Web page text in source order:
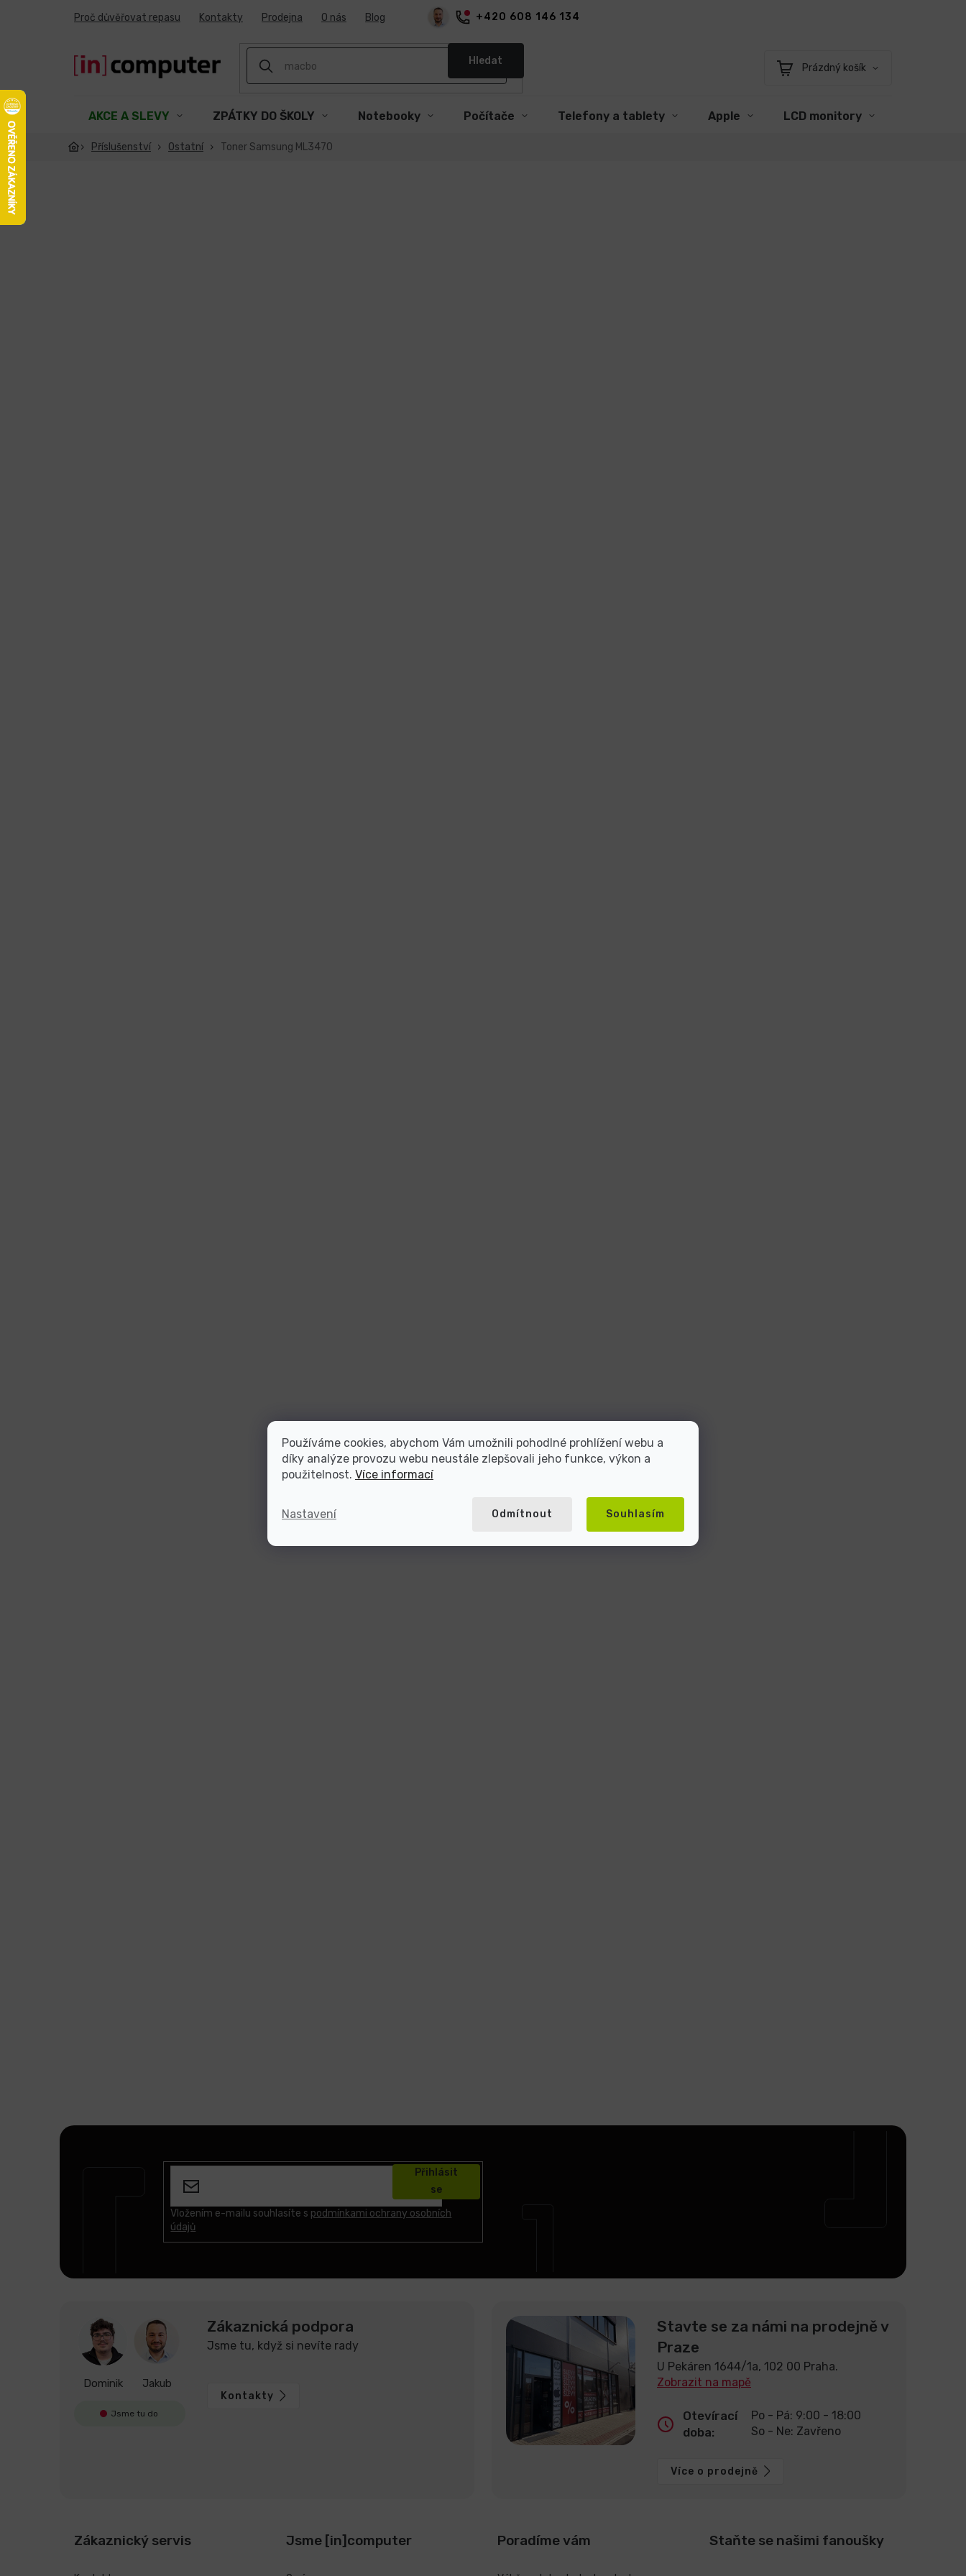
Používáme cookies, abychom Vám umožnili pohodlné prohlížení webu a
díky analýze provozu webu neustále zlepšovali jeho funkce, výkon a
použitelnost. Více informací
Nastavení Odmítnout Souhlasím
+420 608 146 134
Proč důvěřovat repasu Kontakty Prodejna O nás Blog
Hledat
Nákupní
Prázdný košík
AKCE A SLEVY ZPÁTKY DO ŠKOLY Notebooky Počítače Telefony a tablety Apple LCD monitory
Příslušenství Ostatní Toner Samsung ML3470
Vložením e-mailu souhlasíte s podmínkami ochrany osobních
údajů
Přihlásit
se
Dominik Jakub
Jsme tu do
Zákaznická podpora
Jsme tu, když si nevíte rady
Kontakty
Stavte se za námi na prodejně v
Praze
U Pekáren 1644/1a, 102 00 Praha.
Zobrazit na mapě
Otevírací
doba:
Po - Pá: 9:00 - 18:00
So - Ne: Zavřeno
Více o prodejně
Zákaznický servis Jsme [in]computer Poradíme vám Staňte se našimi fanoušky